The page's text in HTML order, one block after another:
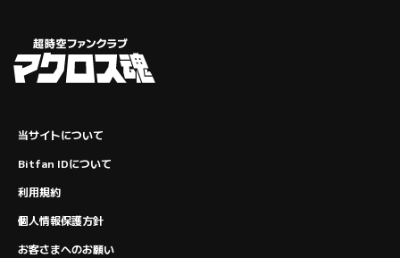
当サイトについて
Bitfan IDについて
利用規約
個人情報保護方針
お客さまへのお願い